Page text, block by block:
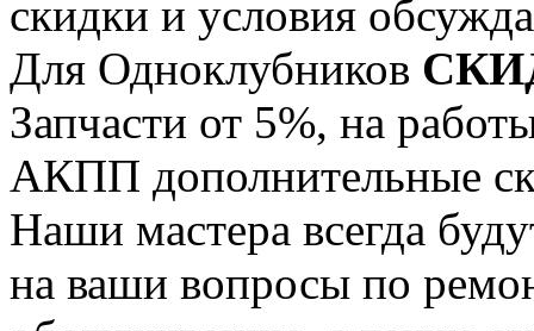
скидки и условия
Для Одноклубников
Запчасти от 5%, на
АКПП дополнительные
Наши мастера всегда
на ваши вопросы по